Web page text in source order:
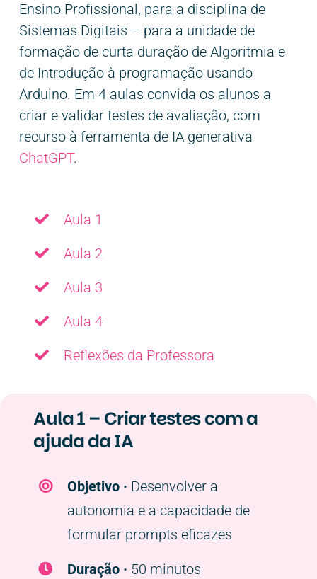
Ensino Profissional, para a disciplina de
Sistemas Digitais – para a unidade de
formação de curta duração de Algoritmia e
de Introdução à programação usando
Arduino. Em 4 aulas convida os alunos a
criar e validar testes de avaliação, com
recurso à ferramenta de IA generativa
ChatGPT.
Aula 1
Aula 2
Aula 3
Aula 4
Reflexões da Professora
Aula 1 – Criar testes com a
ajuda da IA
Objetivo · Desenvolver a
autonomia e a capacidade de
formular prompts eficazes
Duração · 50 minutos